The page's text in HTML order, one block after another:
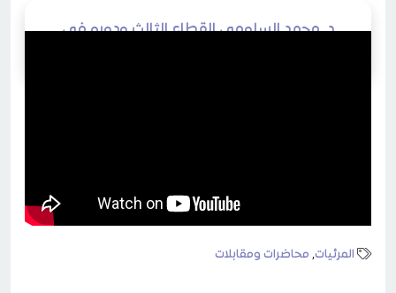
د. محمد السلومي القطاع الثالث ودوره في
المرئيات, محاضرات ومقابلات